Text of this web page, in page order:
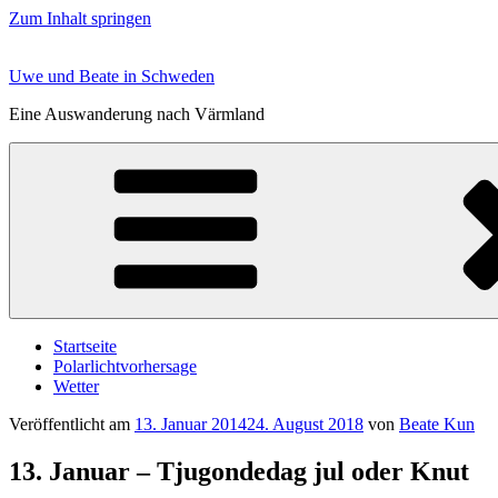
Zum Inhalt springen
Uwe und Beate in Schweden
Eine Auswanderung nach Värmland
Startseite
Polarlichtvorhersage
Wetter
Veröffentlicht am 13. Januar 201424. August 2018 von Beate Kun
13. Januar – Tjugondedag jul oder Knut